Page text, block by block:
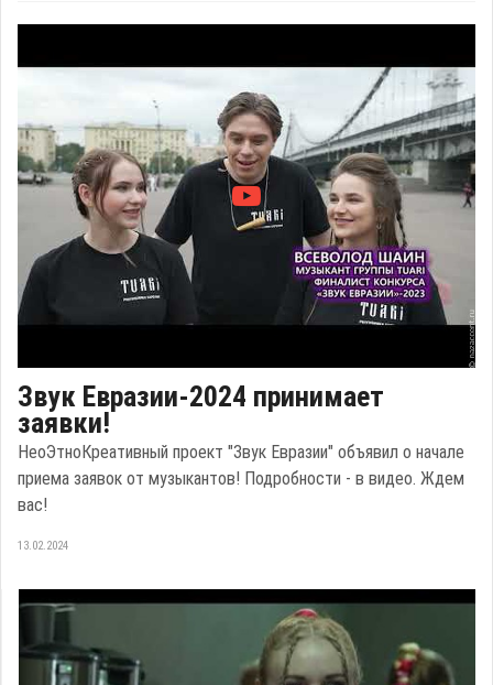
Звук Евразии-2024 принимает
заявки!
НеоЭтноКреативный проект "Звук Евразии" объявил о начале
приема заявок от музыкантов! Подробности - в видео. Ждем
вас!
13.02.2024